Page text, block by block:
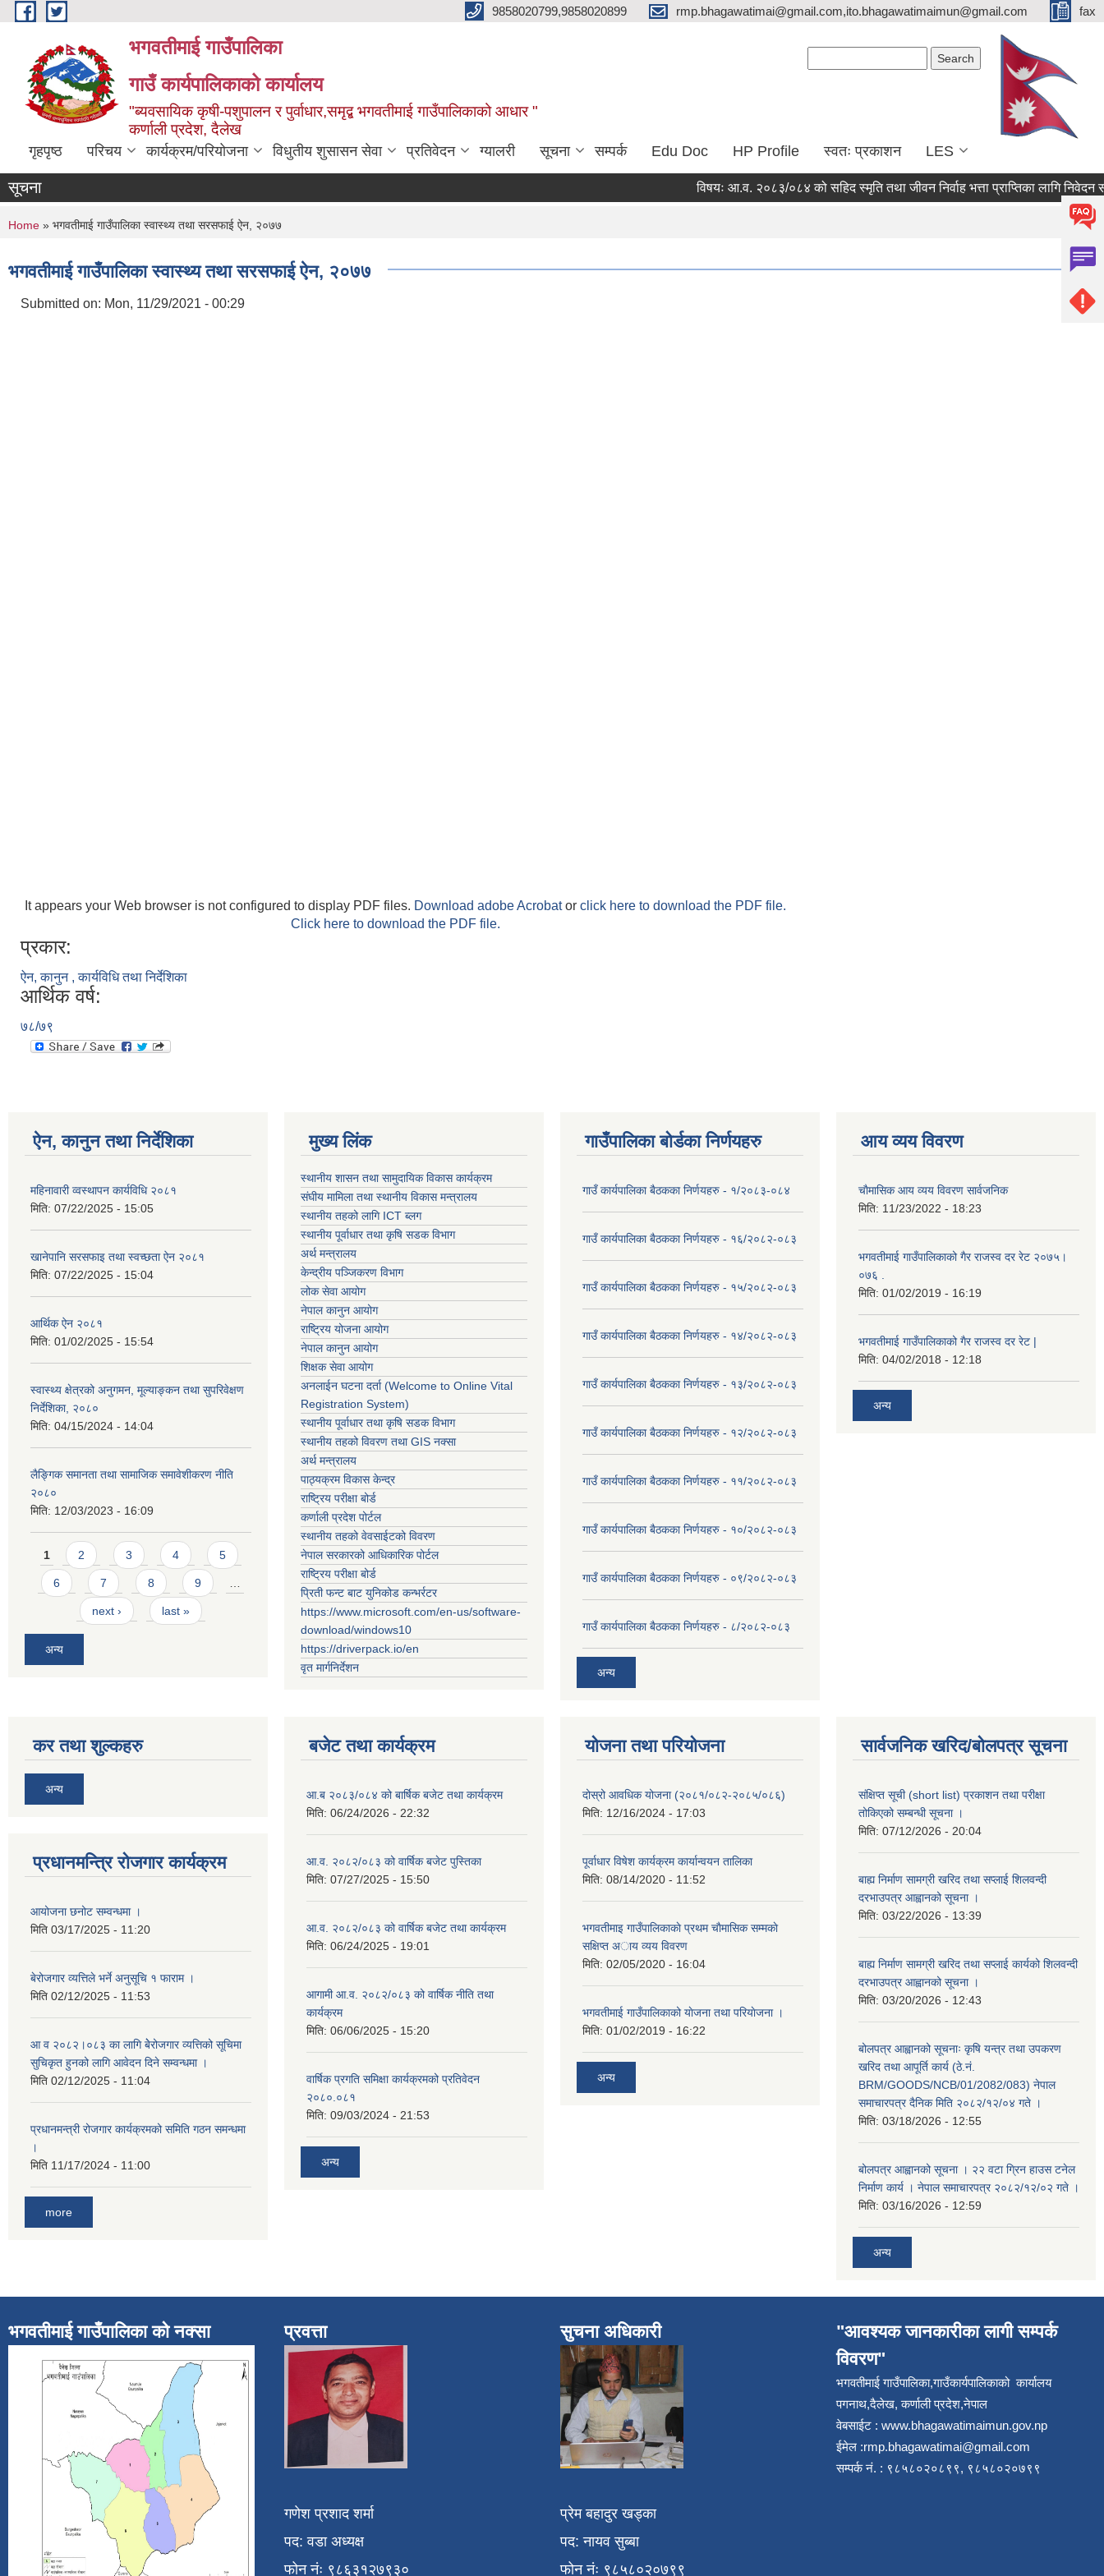
Skip to main content 9858020799,9858020899 rmp.bhagawatimai@gmail.com,ito.bhagawatimaimun@gmail.com fax
भगवतीमाई गाउँपालिका
गाउँ कार्यपालिकाको कार्यालय
"ब्यवसायिक कृषी-पशुपालन र पुर्वाधार,समृद्ब भगवतीमाई गाउँपालिकाको आधार "
कर्णाली प्रदेश, दैलेख
गृहपृष्ठ परिचय कार्यक्रम/परियोजना विधुतीय शुसासन सेवा प्रतिवेदन ग्यालरी सूचना सम्पर्क Edu Doc HP Profile स्वतः प्रकाशन LES
सूचना विषयः आ.व. २०८३/०८४ को सहिद स्मृति तथा जीवन निर्वाह भत्ता प्राप्तिका लागि निवेदन
You are here
Home » भगवतीमाई गाउँपालिका स्वास्थ्य तथा सरसफाई ऐन, २०७७
भगवतीमाई गाउँपालिका स्वास्थ्य तथा सरसफाई ऐन, २०७७
Submitted on: Mon, 11/29/2021 - 00:29
It appears your Web browser is not configured to display PDF files. Download adobe Acrobator click here to download the PDF file.
Click here to download the PDF file.
प्रकार:
ऐन, कानुन , कार्यविधि तथा निर्देशिका
आर्थिक वर्ष:
७८/७९
ऐन, कानुन तथा निर्देशिका
महिनावारी व्वस्थापन कार्यविधि २०८१
मिति: 07/22/2025 - 15:05
खानेपानि सरसफाइ तथा स्वच्छता ऐन २०८१
मिति: 07/22/2025 - 15:04
आर्थिक ऐन २०८१
मिति: 01/02/2025 - 15:54
स्वास्थ्य क्षेत्रको अनुगमन, मूल्याङ्कन तथा सुपरिवेक्षण
निर्देशिका, २०८०
मिति: 04/15/2024 - 14:04
लैङ्गिक समानता तथा सामाजिक समावेशीकरण नीति
२०८०
मिति: 12/03/2023 - 16:09
Pages
1 2 3 4 5
6 7 8 9 …
next › last »
अन्य
मुख्य लिंक
स्थानीय शासन तथा सामुदायिक विकास कार्यक्रम
संघीय मामिला तथा स्थानीय विकास मन्त्रालय
स्थानीय तहको लागि ICT ब्लग
स्थानीय पूर्वाधार तथा कृषि सडक विभाग
अर्थ मन्त्रालय
केन्द्रीय पञ्जिकरण विभाग
लोक सेवा आयोग
नेपाल कानुन आयोग
राष्ट्रिय योजना आयोग
नेपाल कानुन आयोग
शिक्षक सेवा आयोग
अनलाईन घटना दर्ता (Welcome to Online Vital
Registration System)
स्थानीय पूर्वाधार तथा कृषि सडक विभाग
स्थानीय तहको विवरण तथा GIS नक्सा
अर्थ मन्त्रालय
पाठ्यक्रम विकास केन्द्र
राष्ट्रिय परीक्षा बोर्ड
कर्णाली प्रदेश पोर्टल
स्थानीय तहको वेवसाईटको विवरण
नेपाल सरकारको आधिकारिक पोर्टल
राष्ट्रिय परीक्षा बोर्ड
प्रिती फन्ट बाट युनिकोड कन्भर्रटर
https://www.microsoft.com/en-us/software-
download/windows10
https://driverpack.io/en
वृत मार्गनिर्देशन
गाउँपालिका बोर्डका निर्णयहरु
गाउँ कार्यपालिका बैठकका निर्णयहरु - १/२०८३-०८४
गाउँ कार्यपालिका बैठकका निर्णयहरु - १६/२०८२-०८३
गाउँ कार्यपालिका बैठकका निर्णयहरु - १५/२०८२-०८३
गाउँ कार्यपालिका बैठकका निर्णयहरु - १४/२०८२-०८३
गाउँ कार्यपालिका बैठकका निर्णयहरु - १३/२०८२-०८३
गाउँ कार्यपालिका बैठकका निर्णयहरु - १२/२०८२-०८३
गाउँ कार्यपालिका बैठकका निर्णयहरु - ११/२०८२-०८३
गाउँ कार्यपालिका बैठकका निर्णयहरु - १०/२०८२-०८३
गाउँ कार्यपालिका बैठकका निर्णयहरु - ०९/२०८२-०८३
गाउँ कार्यपालिका बैठकका निर्णयहरु - ८/२०८२-०८३
अन्य
आय व्यय विवरण
चाैमासिक आय व्यय विवरण सार्वजनिक
मिति: 11/23/2022 - 18:23
भगवतीमाई गाउँपालिकाको गैर राजस्व दर रेट २०७५।
०७६ .
मिति: 01/02/2019 - 16:19
भगवतीमाई गाउँपालिकाको गैर राजस्व दर रेट |
मिति: 04/02/2018 - 12:18
अन्य
कर तथा शुल्कहरु
अन्य
प्रधानमन्त्रि रोजगार कार्यक्रम
आयोजना छनोट सम्वन्धमा ।
मिति 03/17/2025 - 11:20
बेरोजगार व्यत्तिले भर्ने अनुसूचि १ फाराम ।
मिति 02/12/2025 - 11:53
आ व २०८२।०८३ का लागि बेेरोजगार व्यत्तिको सूचिमा
सुचिकृत हुनको लागि आवेदन दिने सम्वन्धमा ।
मिति 02/12/2025 - 11:04
प्रधानमन्त्री रोजगार कार्यक्रमको समिति गठन समन्धमा
।
मिति 11/17/2024 - 11:00
more
बजेट तथा कार्यक्रम
आ.ब २०८३/०८४ को बार्षिक बजेट तथा कार्यक्रम
मिति: 06/24/2026 - 22:32
आ.व. २०८२/०८३ को वार्षिक बजेट पुस्तिका
मिति: 07/27/2025 - 15:50
आ.व. २०८२/०८३ को वार्षिक बजेट तथा कार्यक्रम
मिति: 06/24/2025 - 19:01
आगामी आ.व. २०८२/०८३ को वार्षिक नीति तथा
कार्यक्रम
मिति: 06/06/2025 - 15:20
वार्षिक प्रगति समिक्षा कार्यक्रमको प्रतिवेदन
२०८०.०८१
मिति: 09/03/2024 - 21:53
अन्य
योजना तथा परियोजना
दोस्रो आवधिक योजना (२०८१/०८२-२०८५/०८६)
मिति: 12/16/2024 - 17:03
पूर्वाधार विषेश कार्यक्रम कार्यान्वयन तालिका
मिति: 08/14/2020 - 11:52
भगवतीमाइ गाउँपालिकाकाे प्रथम चाैमासिक सम्मकाे
सक्षिप्त अाय व्यय विवरण
मिति: 02/05/2020 - 16:04
भगवतीमाई गाउँपालिकाको याेजना तथा परियाेजना ।
मिति: 01/02/2019 - 16:22
अन्य
सार्वजनिक खरिद/बोलपत्र सूचना
संक्षिप्त सूची (short list) प्रकाशन तथा परीक्षा
तोकिएको सम्बन्धी सूचना ।
मिति: 07/12/2026 - 20:04
बाह्य निर्माण सामग्री खरिद तथा सप्लाई शिलवन्दी
दरभाउपत्र आह्वानको सूचना ।
मिति: 03/22/2026 - 13:39
बाह्य निर्माण सामग्री खरिद तथा सप्लाई कार्यको शिलवन्दी
दरभाउपत्र आह्वानको सूचना ।
मिति: 03/20/2026 - 12:43
बोलपत्र आह्वानको सूचनाः कृषि यन्त्र तथा उपकरण
खरिद तथा आपूर्ति कार्य (ठे.नं.
BRM/GOODS/NCB/01/2082/083) नेपाल
समाचारपत्र दैनिक मिति २०८२/१२/०४ गते ।
मिति: 03/18/2026 - 12:55
बोलपत्र आह्वानको सूचना । २२ वटा ग्रिन हाउस टनेल
निर्माण कार्य । नेपाल समाचारपत्र २०८२/१२/०२ गते ।
मिति: 03/16/2026 - 12:59
अन्य
भगवतीमाई गाउँपालिका को नक्सा प्रवत्ता
गणेश प्रशाद शर्मा
पद: वडा अध्यक्ष
फोन नंः ९८६३१२७९३०
सुचना अधिकारी
प्रेम बहादुर खड्का
पद: नायव सुब्बा
फोन नंः ९८५८०२०७९९
"आवश्यक जानकारीका लागी सम्पर्क
विवरण"
भगवतीमाई गाउँपालिका,गाउँकार्यपालिकाको कार्यालय
पगनाथ,दैलेख, कर्णाली प्रदेश,नेपाल
वेबसाईट : www.bhagawatimaimun.gov.np
ईमेल :rmp.bhagawatimai@gmail.com
सम्पर्क नं. : ९८५८०२०८९९, ९८५८०२०७९९